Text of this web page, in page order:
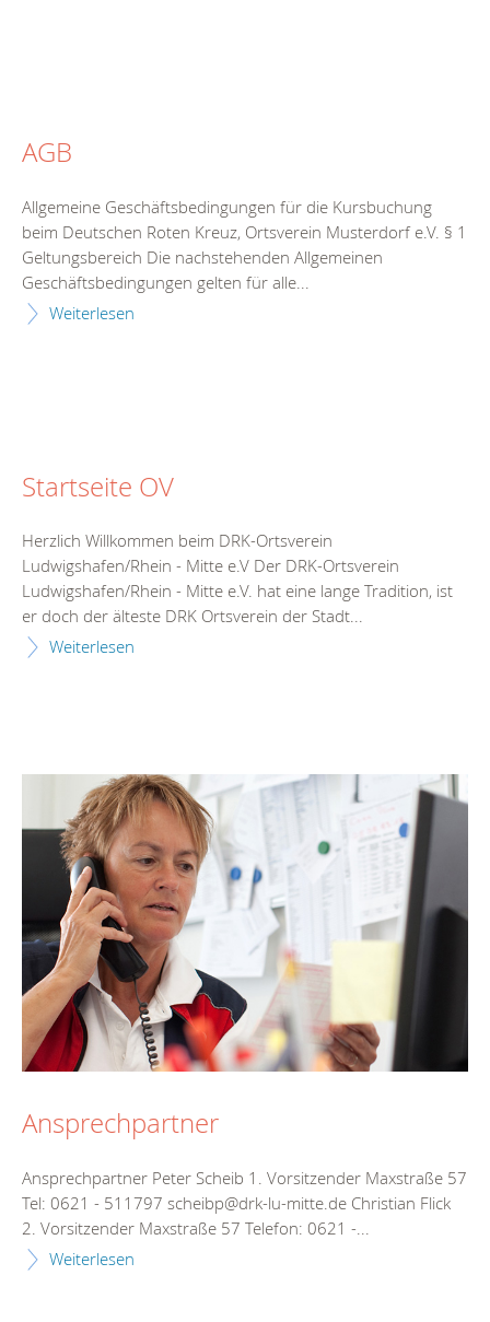
AGB
Allgemeine Geschäftsbedingungen für die Kursbuchung
beim Deutschen Roten Kreuz, Ortsverein Musterdorf e.V. § 1
Geltungsbereich Die nachstehenden Allgemeinen
Geschäftsbedingungen gelten für alle...
Weiterlesen
Startseite OV
Herzlich Willkommen beim DRK-Ortsverein
Ludwigshafen/Rhein - Mitte e.V Der DRK-Ortsverein
Ludwigshafen/Rhein - Mitte e.V. hat eine lange Tradition, ist
er doch der älteste DRK Ortsverein der Stadt...
Weiterlesen
Ansprechpartner
Ansprechpartner Peter Scheib 1. Vorsitzender Maxstraße 57
Tel: 0621 - 511797 scheibp@drk-lu-mitte.de Christian Flick
2. Vorsitzender Maxstraße 57 Telefon: 0621 -...
Weiterlesen